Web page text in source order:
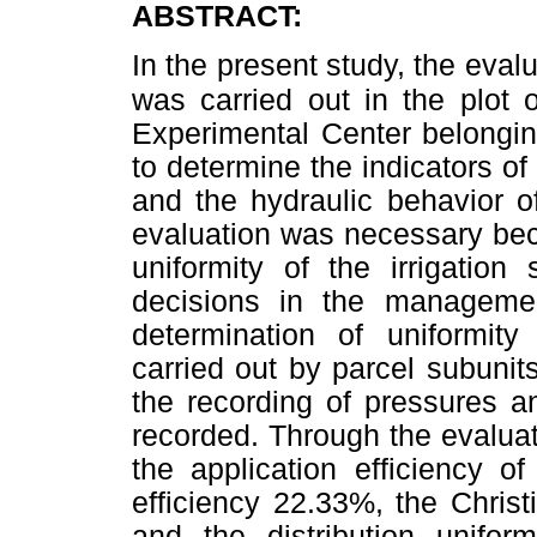
ABSTRACT:
In the present study, the
was carried out in the plot
Experimental Center
to determine the indicators
and the hydraulic behavior
evaluation was necessary
uniformity of the irrigation
decisions in the
determination of
carried out by parcel
the recording of pressures
recorded. Through the
the application efficiency
efficiency 22.33%, the